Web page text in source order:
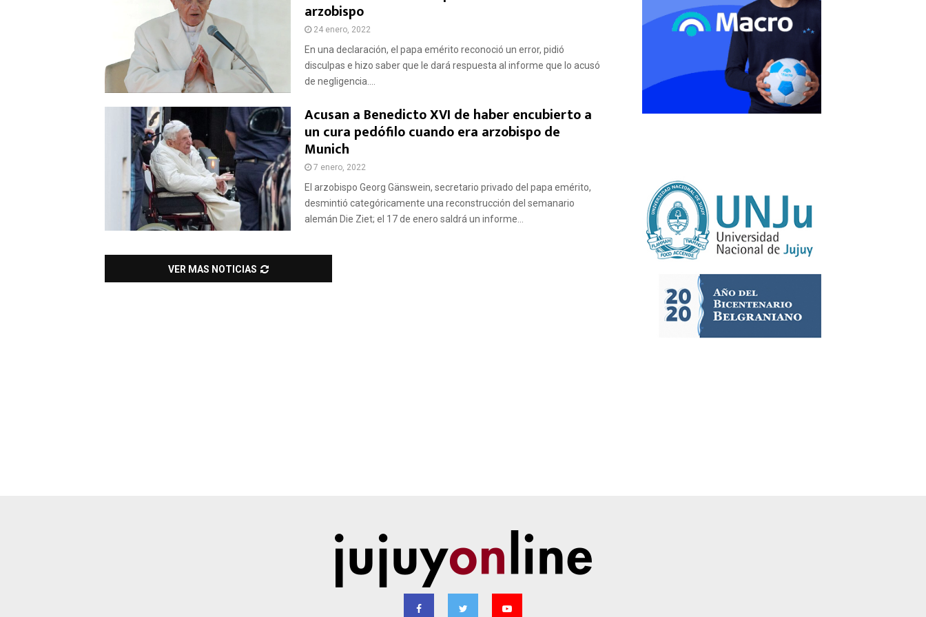
arzobispo
24 enero, 2022
En una declaración, el papa emérito reconoció un error, pidió
disculpas e hizo saber que le dará respuesta al informe que lo acusó
de negligencia....
Acusan a Benedicto XVI de haber encubierto a
un cura pedófilo cuando era arzobispo de
Munich
7 enero, 2022
El arzobispo Georg Gänswein, secretario privado del papa emérito,
desmintió categóricamente una reconstrucción del semanario
alemán Die Ziet; el 17 de enero saldrá un informe...
VER MAS NOTICIAS